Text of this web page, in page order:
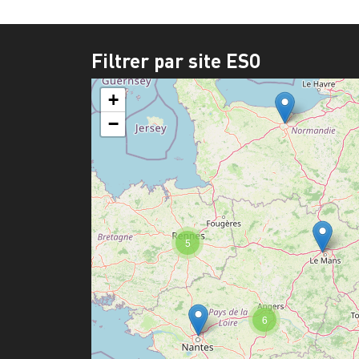
Filtrer par site ESO
6
5
+
−